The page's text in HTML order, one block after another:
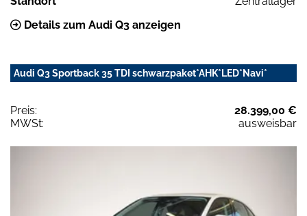
Details zum Audi Q3 anzeigen
Audi Q3 Sportback 35 TDI schwarzpaket*AHK*LED*Navi*
Preis:
28.399,00 €
MWSt:
ausweisbar